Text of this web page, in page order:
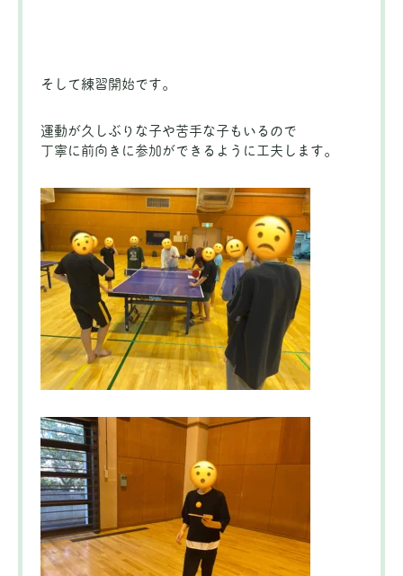
そして練習開始です。
運動が久しぶりな子や苦手な子もいるので
丁寧に前向きに参加ができるように工夫します。